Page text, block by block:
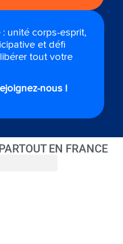
unité corps-esprit,
et défi
tout votre
nous !
EN FRANCE